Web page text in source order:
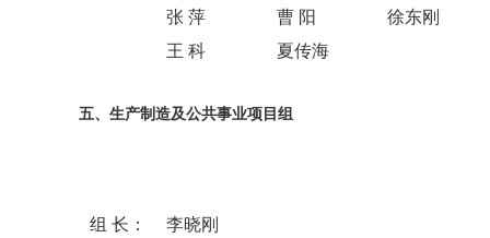
张 萍
曹 阳
徐东刚
王 科
夏传海
五、生产制造及公共事业项目组
组 长： 李晓刚